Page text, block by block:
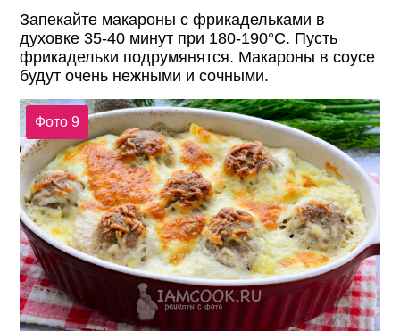
Запекайте макароны с фрикадельками в
духовке 35-40 минут при 180-190°С. Пусть
фрикадельки подрумянятся. Макароны в соусе
будут очень нежными и сочными.
Фото 9